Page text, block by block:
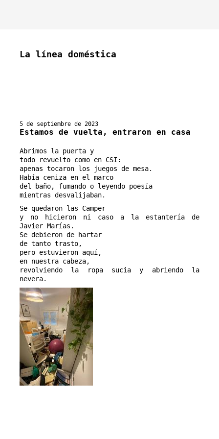
La línea doméstica
5 de septiembre de 2023
Estamos de vuelta, entraron en casa
Abrimos la puerta y
todo revuelto como en CSI:
apenas tocaron los juegos de mesa.
Había ceniza en el marco
del baño, fumando o leyendo poesía
mientras desvalijaban.
Se quedaron las Camper
y no hicieron ni caso a la estantería de
Javier Marías.
Se debieron de hartar
de tanto trasto,
pero estuvieron aquí,
en nuestra cabeza,
revolviendo la ropa sucia y abriendo la
nevera.